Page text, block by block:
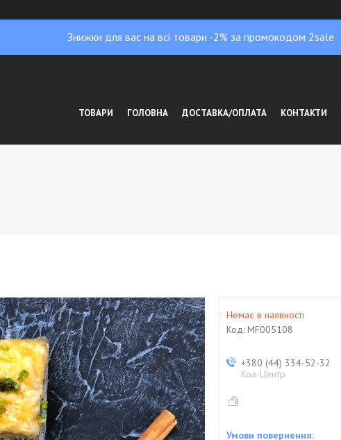
Знижки для вас на всі товари -2% за промокодом 2sale
ТОВАРИ ГОЛОВНА ДОСТАВКА/ОПЛАТА КОНТАКТИ
Немає в наявності
Код: MF005108
+380 (44) 334-52-32
Кол-Центр